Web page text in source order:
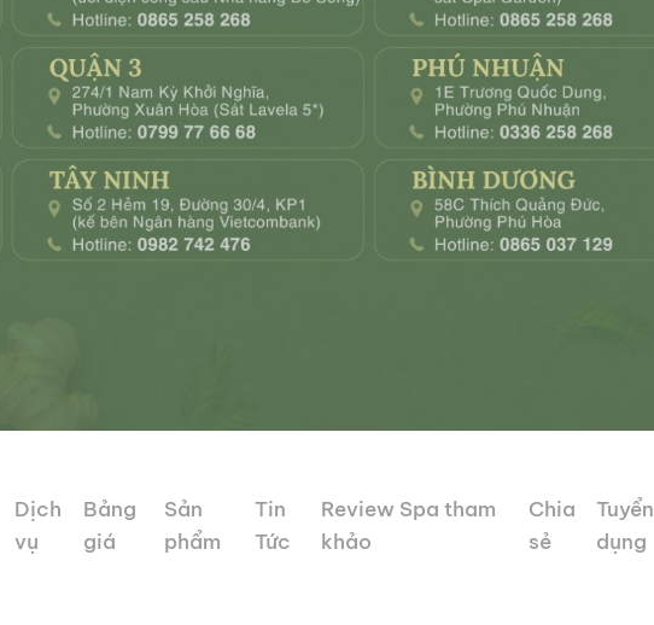
Dịch
vụ
Bảng
giá
Sản
phẩm
Tin
Tức
Review Spa tham
khảo
Chia
sẻ
Tuyển
dụng